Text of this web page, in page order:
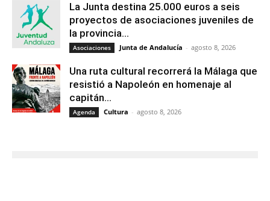
La Junta destina 25.000 euros a seis
proyectos de asociaciones juveniles de
la provincia...
Asociaciones Junta de Andalucía - agosto 8, 2026
Una ruta cultural recorrerá la Málaga que
resistió a Napoleón en homenaje al
capitán...
Agenda Cultura - agosto 8, 2026